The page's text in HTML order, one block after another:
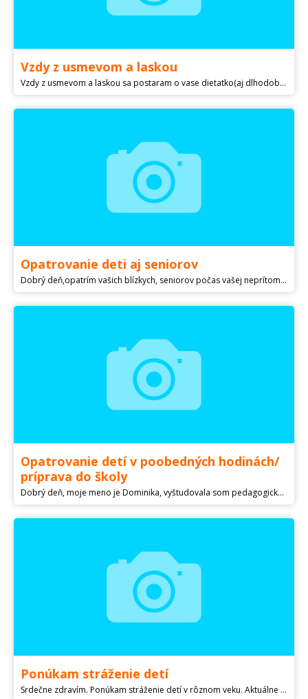
Vzdy z usmevom a laskou
Vzdy z usmevom a laskou sa postaram o vase dietatko(aj dlhodobo pri vycestovani za pracou atd.) ci seniora.
Opatrovanie deti aj seniorov
Dobrý deň,opatrím vašich blízkych, seniorov počas vašej neprítomnosti .Kurz mám i prax.Žilina a okolie,Bytča a okolie.Od 6/hodina a vyššie podľa stavu pacienta.
Opatrovanie detí v poobedných hodinách/
príprava do školy
Dobrý deň, moje meno je Dominika, vyštudovala som pedagogickú fakultu v Trnave a momentálne som učiteľkou na 2. stupni ZŠ. Okrem toho mám niekoľkoročné skúsenosti s opatrovaním detí od 2 mesiacov a taktiež prácou v detských jasliach. Nakoľko prácu s deťmi milujem, ponúkam možnosť opatrovania detí v poobedných/večerných hodinách. Taktiež viem pomôcť s prípravou dieťaťa do školy. Cena na hodinu je od 8€, prípadne dohodou.
Ponúkam stráženie detí
Srdečne zdravím. Ponúkam stráženie detí v rôznom veku. Aktuálne z dôvodu tehotenstva nemôžem vykonávať svoje rizikové zamestnanie (záchranár), mám dosť času a rada by som ho využila zmyslupne. Je možnosť spojiť stráženie s doučovaním predmetov ZŠ, hry na klavír/gitaru, alebo mať "tvorivé dielne" s vašimi deťmi - maľovanie, vyrábanie, alebo s inkeraktívnym kurzom prvej pomoci. Takmer 10 rokov som pracovala s mládežou na anglických táboroch a s deťmi na kresťanských táboroch. Cena je dohodou. Okolie Modry.